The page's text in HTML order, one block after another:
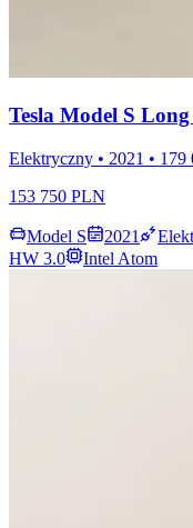
Tesla Model S
Elektryczny • 2021 • 179
153 750 PLN
Model S 2021
HW 3.0
Intel Atom